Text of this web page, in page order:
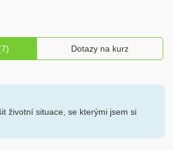
Dotazy na kurz
životní situace, se kterými jsem si